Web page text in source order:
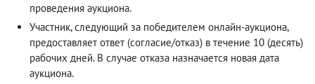
проведения аукциона.
Участник, следующий за победителем онлайн-аукциона,
предоставляет ответ (согласие/отказ) в течение 10 (десять)
рабочих дней. В случае отказа назначается новая дата
аукциона.